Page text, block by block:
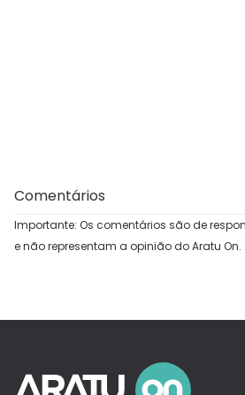
Comentários
Importante: Os comentários são de
e não representam a opinião do Aratu On.